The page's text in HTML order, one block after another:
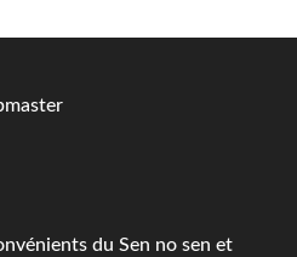
du Sen no sen et